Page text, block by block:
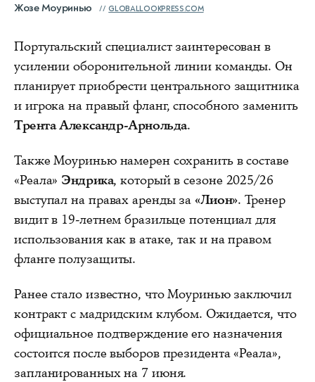
Жозе Моуринью GLOBALLOOKPRESS.COM
Португальский специалист заинтересован в
усилении оборонительной линии команды. Он
планирует приобрести центрального защитника
и игрока на правый фланг, способного заменить
Трента Александр-Арнольда.
Также Моуринью намерен сохранить в составе
«Реала» Эндрика, который в сезоне 2025/26
выступал на правах аренды за«Лион». Тренер
видит в 19-летнем бразильце потенциал для
использования как в атаке, так и на правом
фланге полузащиты.
Ранее стало известно, что Моуринью заключил
контракт с мадридским клубом. Ожидается, что
официальное подтверждение его назначения
состоится после выборов президента «Реала»,
запланированных на 7 июня.